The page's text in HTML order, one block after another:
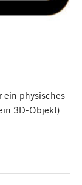
ein physisches
3D-Objekt)